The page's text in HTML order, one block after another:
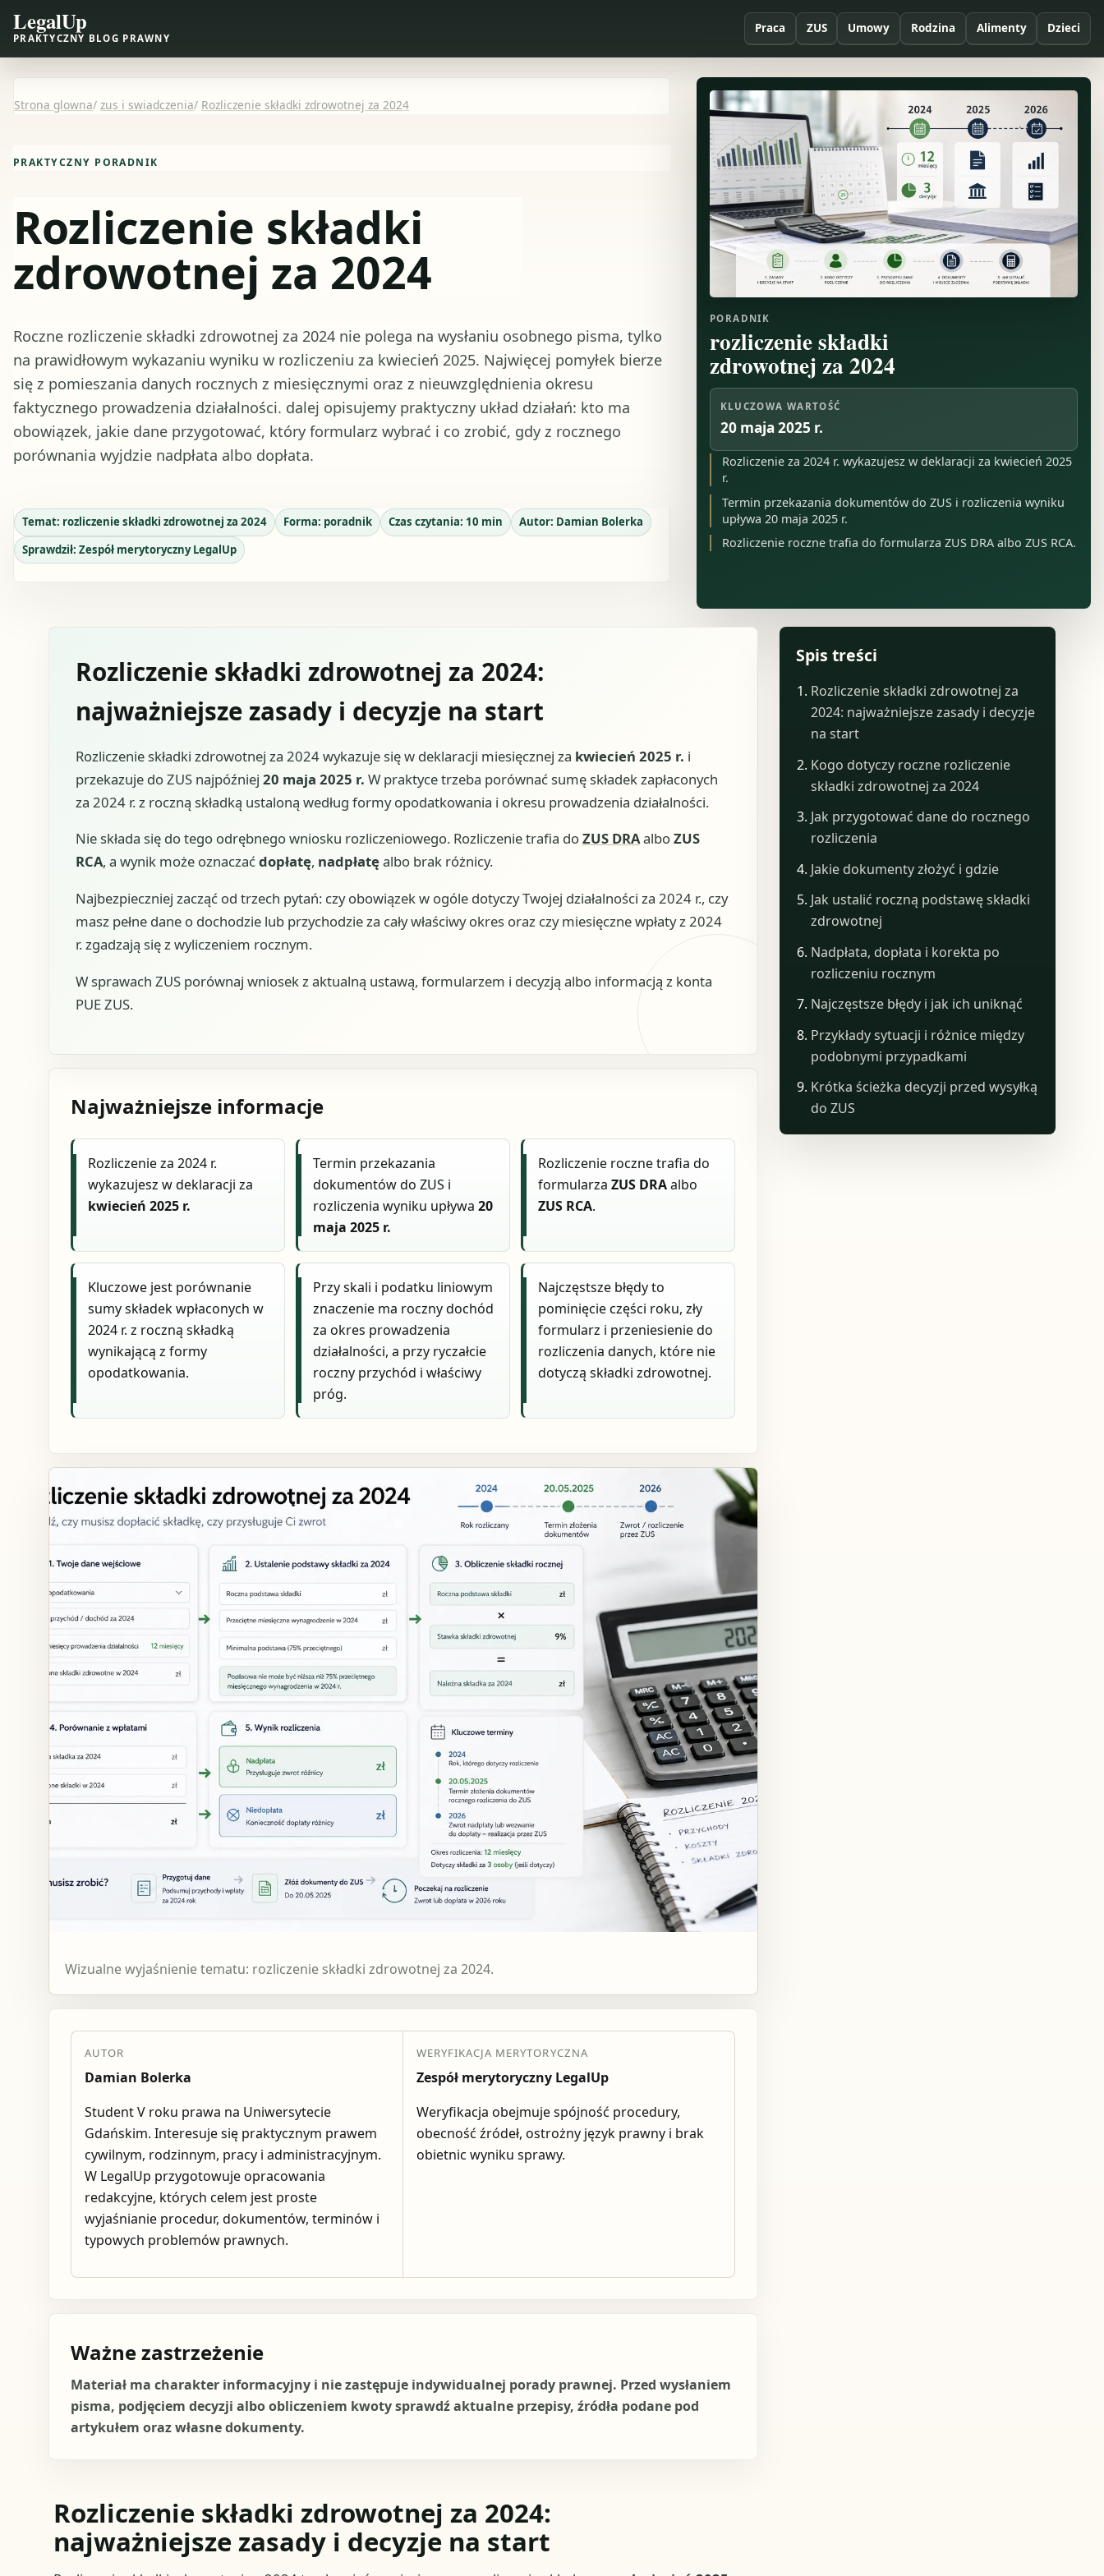
LegalUp
PRAKTYCZNY BLOG PRAWNY
Praca ZUS Umowy Rodzina Alimenty Dzieci
Strona glowna/ zus i swiadczenia/ Rozliczenie składki zdrowotnej za 2024
PRAKTYCZNY PORADNIK
Rozliczenie składki
zdrowotnej za 2024
Roczne rozliczenie składki zdrowotnej za 2024 nie polega na wysłaniu osobnego pisma, tylko
na prawidłowym wykazaniu wyniku w rozliczeniu za kwiecień 2025. Najwięcej pomyłek bierze
się z pomieszania danych rocznych z miesięcznymi oraz z nieuwzględnienia okresu
faktycznego prowadzenia działalności. dalej opisujemy praktyczny układ działań: kto ma
obowiązek, jakie dane przygotować, który formularz wybrać i co zrobić, gdy z rocznego
porównania wyjdzie nadpłata albo dopłata.
Temat: rozliczenie składki zdrowotnej za 2024 Forma: poradnik Czas czytania: 10 min Autor: Damian Bolerka
Sprawdził: Zespół merytoryczny LegalUp
PORADNIK
rozliczenie składki
zdrowotnej za 2024
KLUCZOWA WARTOŚĆ
20 maja 2025 r.
Rozliczenie za 2024 r. wykazujesz w deklaracji za kwiecień 2025
r.
Termin przekazania dokumentów do ZUS i rozliczenia wyniku
upływa 20 maja 2025 r.
Rozliczenie roczne trafia do formularza ZUS DRA albo ZUS RCA.
Rozliczenie składki zdrowotnej za 2024:
najważniejsze zasady i decyzje na start
Rozliczenie składki zdrowotnej za 2024 wykazuje się w deklaracji miesięcznej za kwiecień 2025 r. i
przekazuje do ZUS najpóźniej 20 maja 2025 r. W praktyce trzeba porównać sumę składek zapłaconych
za 2024 r. z roczną składką ustaloną według formy opodatkowania i okresu prowadzenia działalności.
Nie składa się do tego odrębnego wniosku rozliczeniowego. Rozliczenie trafia doZUS DRAalboZUS
RCA, a wynik może oznaczaćdopłatę, nadpłatę albo brak różnicy.
Najbezpieczniej zacząć od trzech pytań: czy obowiązek w ogóle dotyczy Twojej działalności za 2024 r., czy
masz pełne dane o dochodzie lub przychodzie za cały właściwy okres oraz czy miesięczne wpłaty z 2024
r. zgadzają się z wyliczeniem rocznym.
W sprawach ZUS porównaj wniosek z aktualną ustawą, formularzem i decyzją albo informacją z konta
PUE ZUS.
Najważniejsze informacje
Rozliczenie za 2024 r.
wykazujesz w deklaracji za
kwiecień 2025 r.
Termin przekazania
dokumentów do ZUS i
rozliczenia wyniku upływa20
maja 2025 r.
Rozliczenie roczne trafia do
formularzaZUS DRAalbo
ZUS RCA.
Kluczowe jest porównanie
sumy składek wpłaconych w
2024 r. z roczną składką
wynikającą z formy
opodatkowania.
Przy skali i podatku liniowym
znaczenie ma roczny dochód
za okres prowadzenia
działalności, a przy ryczałcie
roczny przychód i właściwy
próg.
Najczęstsze błędy to
pominięcie części roku, zły
formularz i przeniesienie do
rozliczenia danych, które nie
dotyczą składki zdrowotnej.
Wizualne wyjaśnienie tematu: rozliczenie składki zdrowotnej za 2024.
AUTOR
Damian Bolerka
Student V roku prawa na Uniwersytecie
Gdańskim. Interesuje się praktycznym prawem
cywilnym, rodzinnym, pracy i administracyjnym.
W LegalUp przygotowuje opracowania
redakcyjne, których celem jest proste
wyjaśnianie procedur, dokumentów, terminów i
typowych problemów prawnych.
WERYFIKACJA MERYTORYCZNA
Zespół merytoryczny LegalUp
Weryfikacja obejmuje spójność procedury,
obecność źródeł, ostrożny język prawny i brak
obietnic wyniku sprawy.
Ważne zastrzeżenie
Materiał ma charakter informacyjny i nie zastępuje indywidualnej porady prawnej. Przed wysłaniem
pisma, podjęciem decyzji albo obliczeniem kwoty sprawdź aktualne przepisy, źródła podane pod
artykułem oraz własne dokumenty.
Rozliczenie składki zdrowotnej za 2024:
najważniejsze zasady i decyzje na start
Spis treści
Rozliczenie składki zdrowotnej za
2024: najważniejsze zasady i decyzje
na start
Kogo dotyczy roczne rozliczenie
składki zdrowotnej za 2024
Jak przygotować dane do rocznego
rozliczenia
Jakie dokumenty złożyć i gdzie
Jak ustalić roczną podstawę składki
zdrowotnej
Nadpłata, dopłata i korekta po
rozliczeniu rocznym
Najczęstsze błędy i jak ich uniknąć
Przykłady sytuacji i różnice między
podobnymi przypadkami
Krótka ścieżka decyzji przed wysyłką
do ZUS